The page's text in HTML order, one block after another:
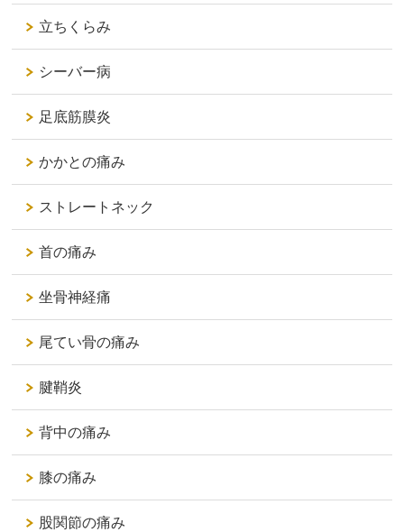
立ちくらみ
シーバー病
足底筋膜炎
かかとの痛み
ストレートネック
首の痛み
坐骨神経痛
尾てい骨の痛み
腱鞘炎
背中の痛み
膝の痛み
股関節の痛み